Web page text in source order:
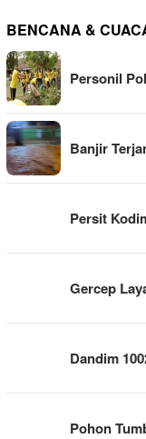
BENCANA &
Personil
Banjir
Persit
Gercep
Dandim
Pohon